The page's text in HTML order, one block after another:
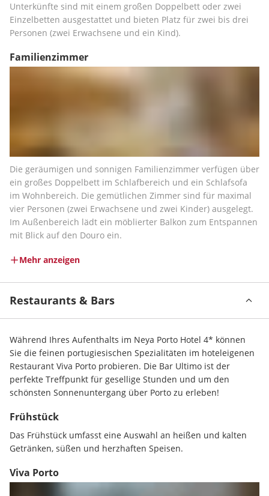
Unterkünfte sind mit einem großen Doppelbett oder zwei
Einzelbetten ausgestattet und bieten Platz für zwei bis drei
Personen (zwei Erwachsene und ein Kind).
Familienzimmer
Die geräumigen und sonnigen Familienzimmer verfügen über
ein großes Doppelbett im Schlafbereich und ein Schlafsofa
im Wohnbereich. Die gemütlichen Zimmer sind für maximal
vier Personen (zwei Erwachsene und zwei Kinder) ausgelegt.
Im Außenbereich lädt ein möblierter Balkon zum Entspannen
mit Blick auf den Douro ein.
Mehr anzeigen
Restaurants & Bars
Während Ihres Aufenthalts im Neya Porto Hotel 4* können
Sie die feinen portugiesischen Spezialitäten im hoteleigenen
Restaurant Viva Porto probieren. Die Bar Ultimo ist der
perfekte Treffpunkt für gesellige Stunden und um den
schönsten Sonnenuntergang über Porto zu erleben!
Frühstück
Das Frühstück umfasst eine Auswahl an heißen und kalten
Getränken, süßen und herzhaften Speisen.
Viva Porto